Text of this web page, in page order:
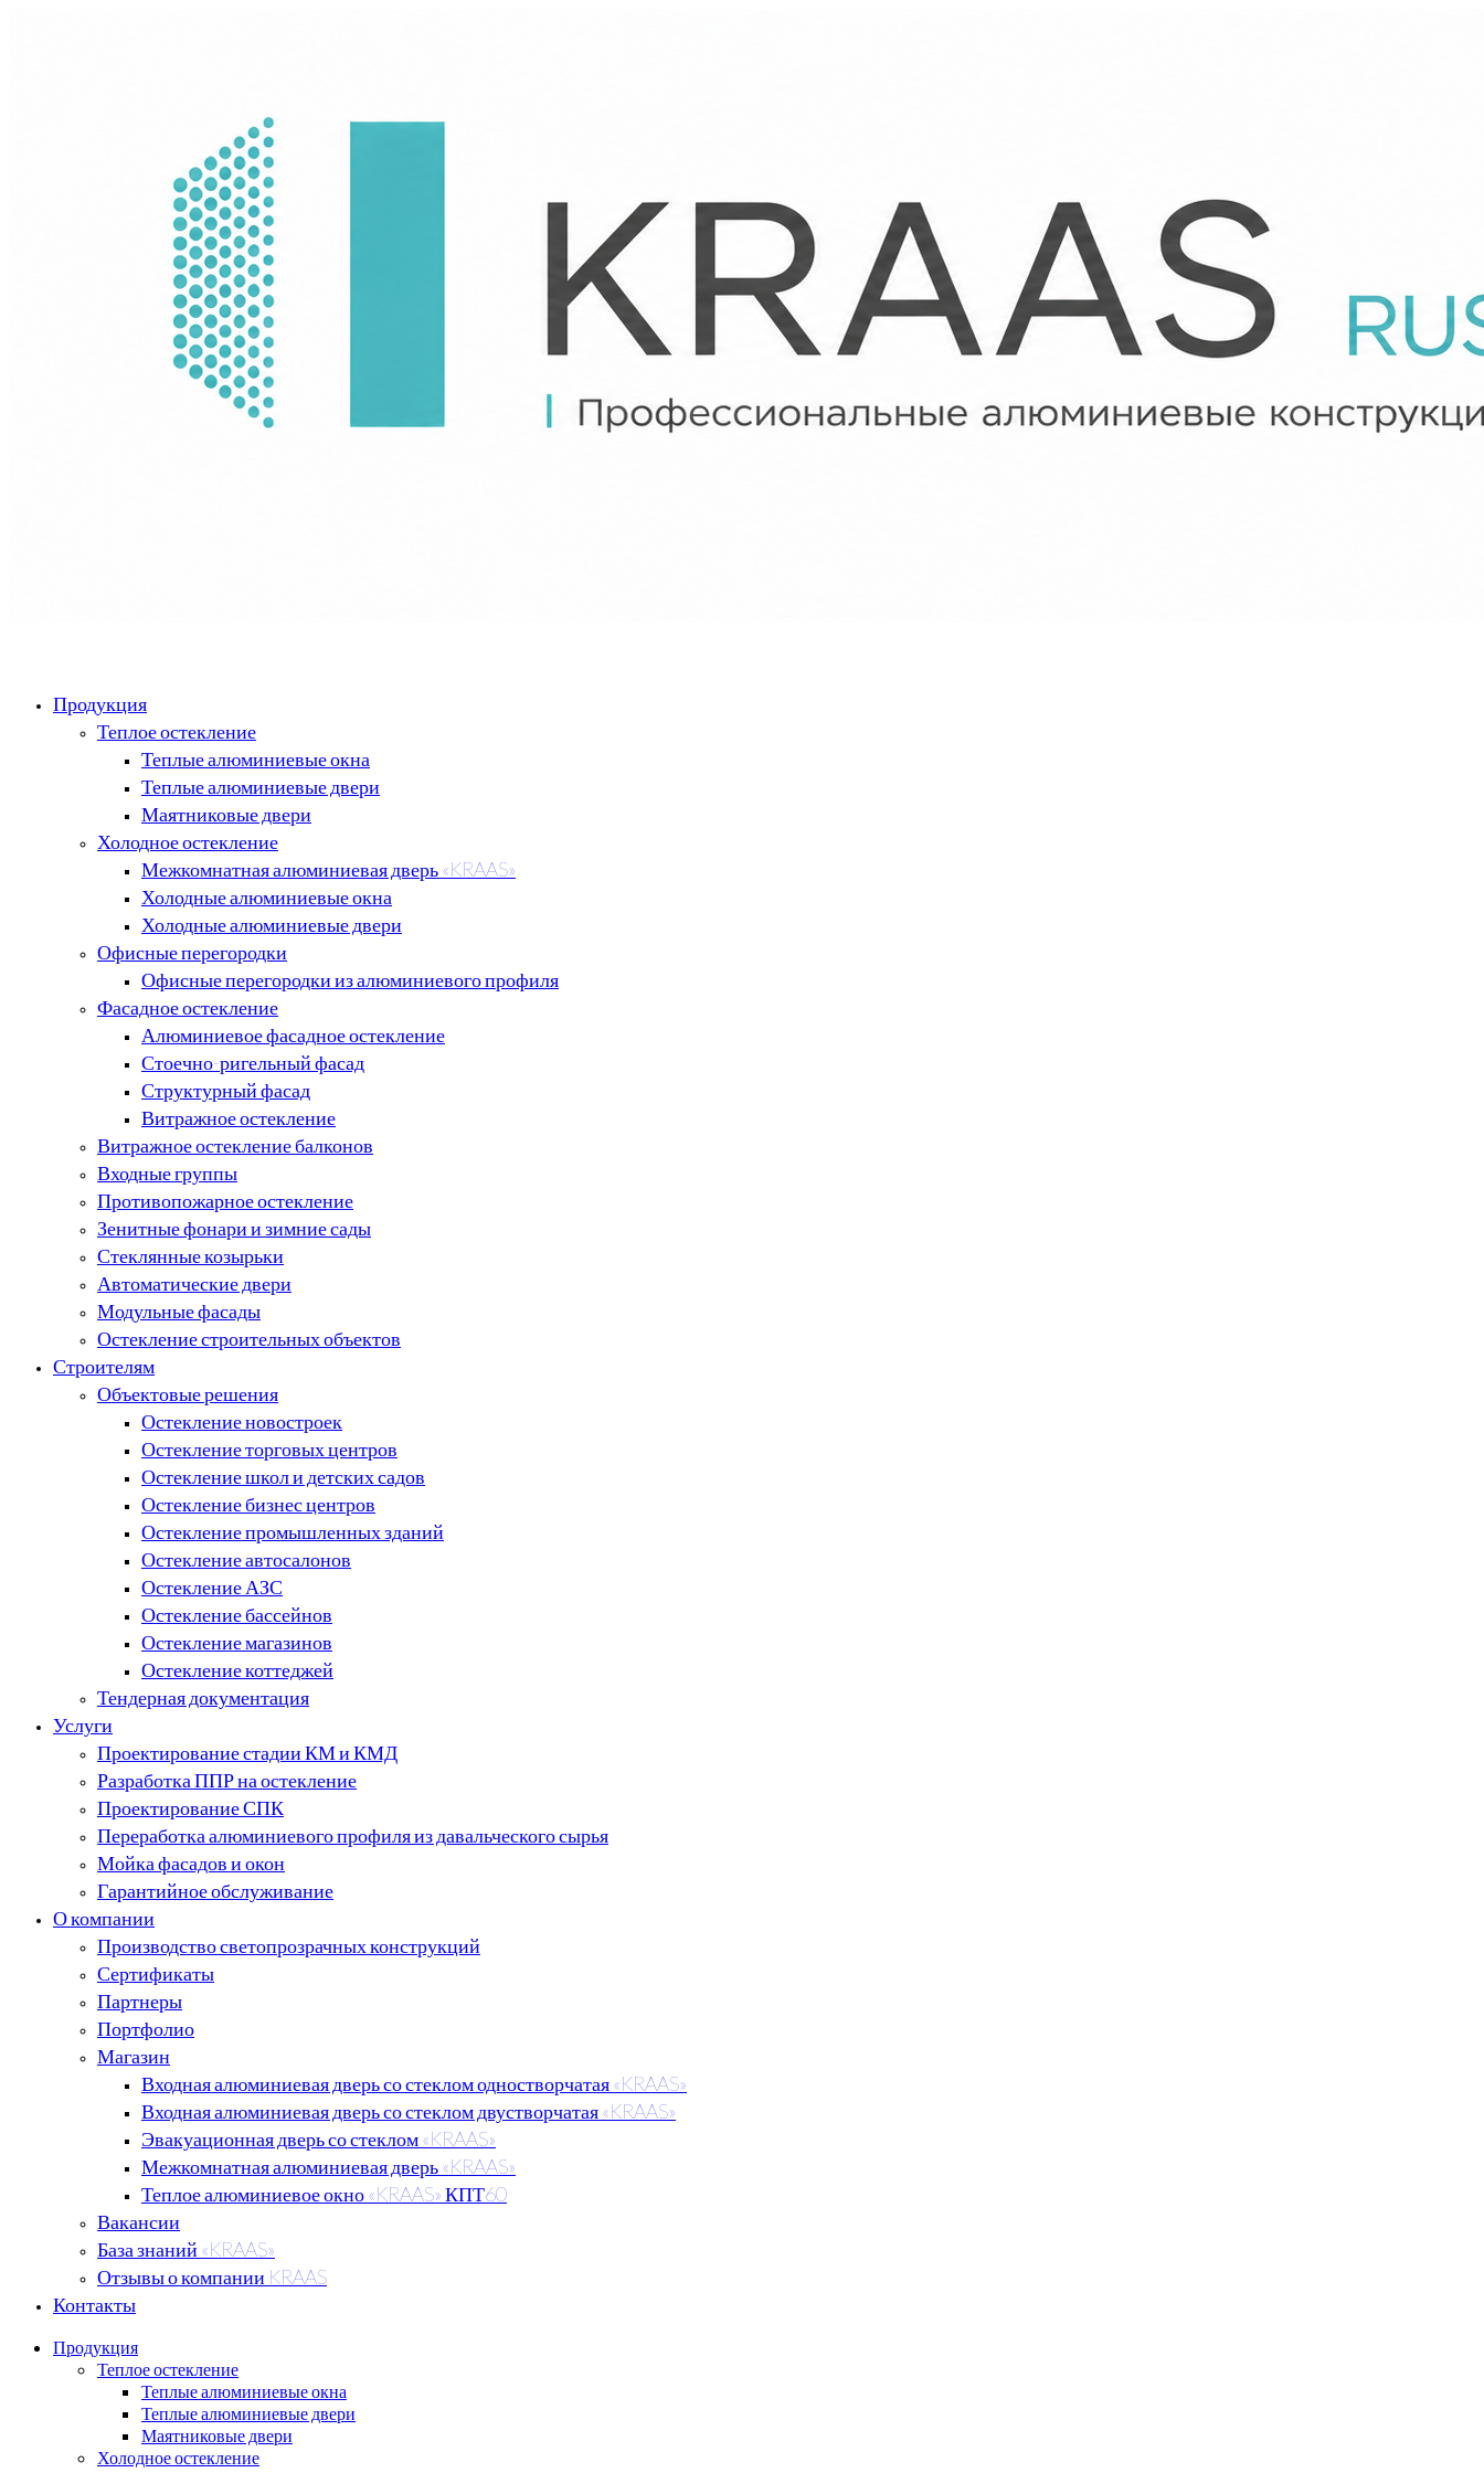
Продукция
Теплое остекление
Теплые алюминиевые окна
Теплые алюминиевые двери
Маятниковые двери
Холодное остекление
Межкомнатная алюминиевая дверь «KRAAS»
Холодные алюминиевые окна
Холодные алюминиевые двери
Офисные перегородки
Офисные перегородки из алюминиевого профиля
Фасадное остекление
Алюминиевое фасадное остекление
Стоечно-ригельный фасад
Структурный фасад
Витражное остекление
Витражное остекление балконов
Входные группы
Противопожарное остекление
Зенитные фонари и зимние сады
Стеклянные козырьки
Автоматические двери
Модульные фасады
Остекление строительных объектов
Строителям
Объектовые решения
Остекление новостроек
Остекление торговых центров
Остекление школ и детских садов
Остекление бизнес центров
Остекление промышленных зданий
Остекление автосалонов
Остекление АЗС
Остекление бассейнов
Остекление магазинов
Остекление коттеджей
Тендерная документация
Услуги
Проектирование стадии КМ и КМД
Разработка ППР на остекление
Проектирование СПК
Переработка алюминиевого профиля из давальческого сырья
Мойка фасадов и окон
Гарантийное обслуживание
О компании
Производство светопрозрачных конструкций
Сертификаты
Партнеры
Портфолио
Магазин
Входная алюминиевая дверь со стеклом одностворчатая «KRAAS»
Входная алюминиевая дверь со стеклом двустворчатая «KRAAS»
Эвакуационная дверь со стеклом «KRAAS»
Межкомнатная алюминиевая дверь «KRAAS»
Теплое алюминиевое окно «KRAAS» КПТ60
Вакансии
База знаний «KRAAS»
Отзывы о компании KRAAS
Контакты
Продукция
Теплое остекление
Теплые алюминиевые окна
Теплые алюминиевые двери
Маятниковые двери
Холодное остекление